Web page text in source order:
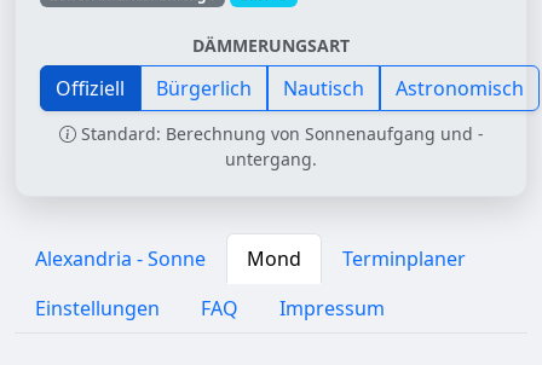
DÄMMERUNGSART
Offiziell Bürgerlich Nautisch Astronomisch
Standard: Berechnung von Sonnenaufgang und -
untergang.
Alexandria - Sonne Mond
Terminplaner
Einstellungen
FAQ Impressum